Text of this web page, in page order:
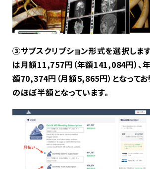
③サブスクリプション形式を選択しま
は月額11,757円（年額141,084円）、
額70,374円（月額5,865円）となって
のほぼ半額となっています。